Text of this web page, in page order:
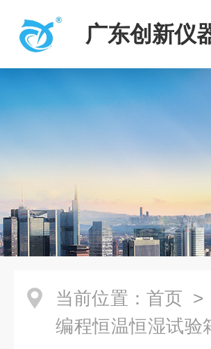
广东创新仪
当前位置： 首页 >
编程恒温恒湿试验